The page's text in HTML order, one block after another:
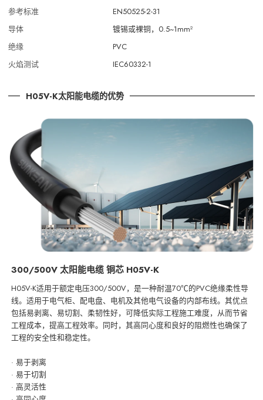
参考标准
EN50525-2-31
导体
镀锡或裸铜，0.5~1mm²
绝缘
PVC
火焰测试
IEC60332-1
H05V-K太阳能电缆的优势
300/500V 太阳能电缆 铜芯 H05V-K
H05V-K适用于额定电压300/500V，是一种耐温70℃的PVC绝缘柔性导
线。适用于电气柜、配电盘、电机及其他电气设备的内部布线。其优点
包括易剥离、易切割、柔韧性好，可降低实际工程施工难度，从而节省
工程成本，提高工程效率。同时，其高同心度和良好的阻燃性也确保了
工程的安全性和稳定性。
· 易于剥离
· 易于切割
· 高灵活性